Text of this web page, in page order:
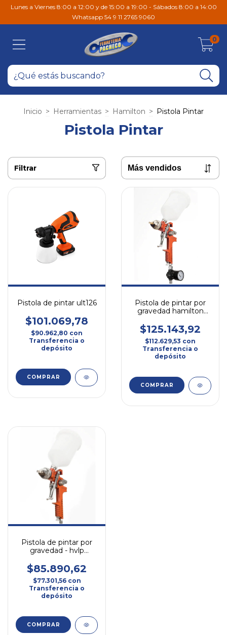
Lunes a Viernes 8:00 a 12:00 y de 15:00 a 19:00 - Sábados 8:00 a 14:00
Whatsapp 54 9 11 2765 9060
0
Inicio > Herramientas > Hamilton > Pistola Pintar
Pistola Pintar
Filtrar
Pistola de pintar ult126
$101.069,78
$90.962,80 con
Transferencia o
depósito
Pistola de pintar por
gravedad hamilton
$125.143,92
$112.629,53 con
Transferencia o
depósito
Pistola de pintar por
gravedad - hvlp
$85.890,62
$77.301,56 con
Transferencia o
depósito